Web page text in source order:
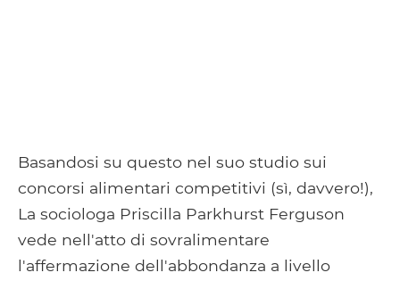
Basandosi su questo nel suo studio sui
concorsi alimentari competitivi (sì, davvero!),
La sociologa Priscilla Parkhurst Ferguson
vede nell'atto di sovralimentare
l'affermazione dell'abbondanza a livello